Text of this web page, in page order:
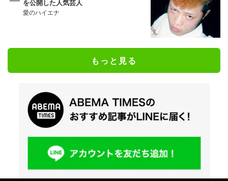
を公開した人気芸人
愛のハイエナ
もっと見る